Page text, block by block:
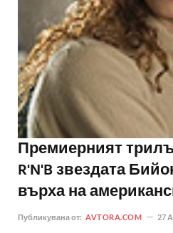
Премиерният
R'N'B звездата
върха на
Публикувана от: AVTORA.COM 27